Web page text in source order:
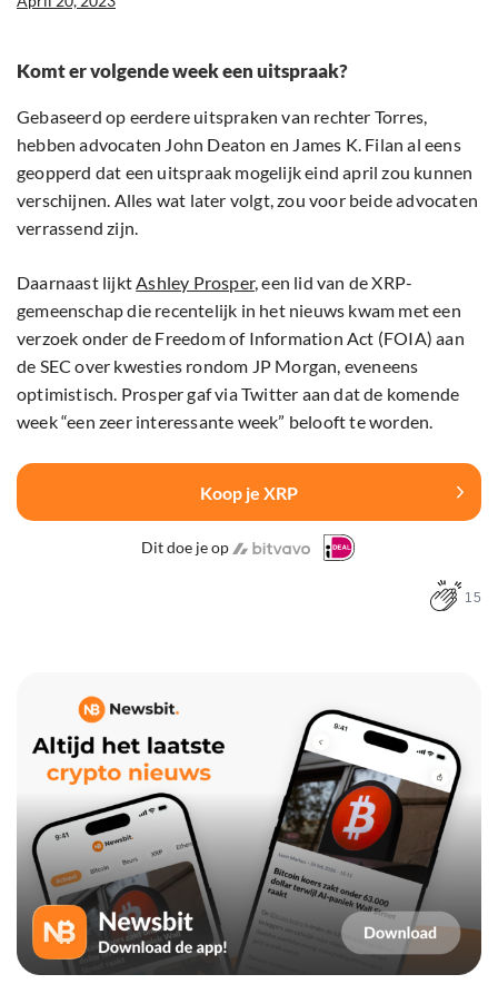
Komt er volgende week een uitspraak?
Gebaseerd op eerdere uitspraken van rechter Torres,
hebben advocaten John Deaton en James K. Filan al eens
geopperd dat een uitspraak mogelijk eind april zou kunnen
verschijnen. Alles wat later volgt, zou voor beide advocaten
verrassend zijn.
Daarnaast lijktAshley Prosper, een lid van de XRP-
gemeenschap die recentelijk in het nieuws kwam met een
verzoek onder de Freedom of Information Act (FOIA) aan
de SEC over kwesties rondom JP Morgan, eveneens
optimistisch. Prosper gaf via Twitter aan dat de komende
week “een zeer interessante week” belooft te worden.
Koop je XRP
Dit doe je op
15